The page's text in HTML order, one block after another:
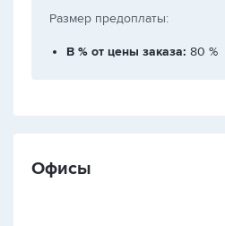
Размер предоплаты:
В % от цены заказа: 80 %
Офисы